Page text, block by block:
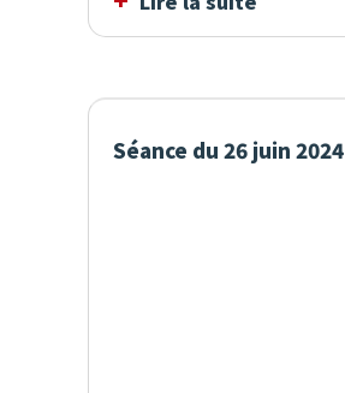
Séance du 26 juin 2024